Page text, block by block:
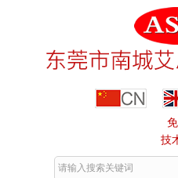
技